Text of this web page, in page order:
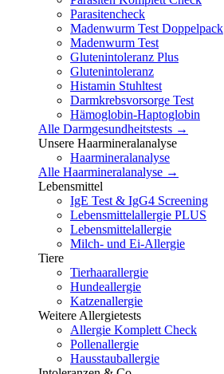
Parasitencheck
Madenwurm Test Doppelpack
Madenwurm Test
Glutenintoleranz Plus
Glutenintoleranz
Histamin Stuhltest
Darmkrebsvorsorge Test
Hämoglobin-Haptoglobin
Alle Darmgesundheitstests →
Unsere Haarmineralanalyse
Haarmineralanalyse
Alle Haarmineralanalyse →
Lebensmittel
IgE Test & IgG4 Screening
Lebensmittelallergie PLUS
Lebensmittelallergie
Milch- und Ei-Allergie
Tiere
Tierhaarallergie
Hundeallergie
Katzenallergie
Weitere Allergietests
Allergie Komplett Check
Pollenallergie
Hausstauballergie